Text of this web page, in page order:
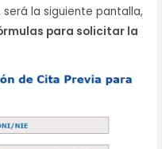
la siguiente pantalla,
para solicitar la